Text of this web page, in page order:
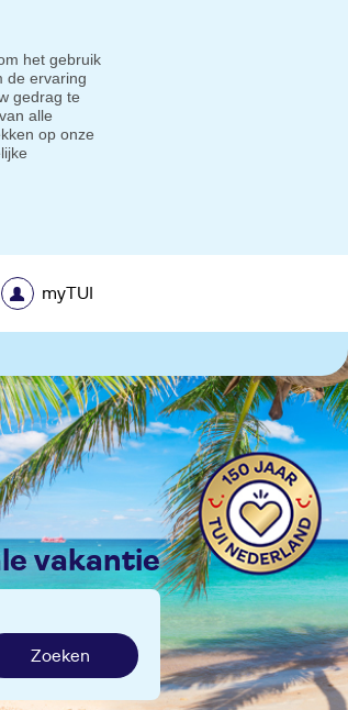
het gebruik
de ervaring
gedrag te
alle
op onze
myTUI
vakantie
Zoeken